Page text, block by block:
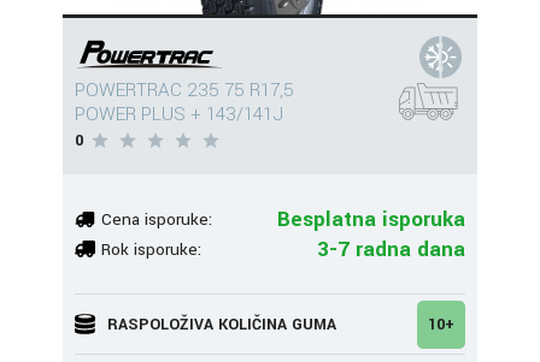
POWERTRAC 235 75 R17,5
POWER PLUS + 143/141J
0
Cena isporuke: Besplatna isporuka
Rok isporuke: 3-7 radna dana
RASPOLOŽIVA KOLIČINA GUMA 10+